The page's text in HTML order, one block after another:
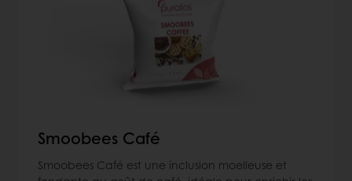
Smoobees Café
Smoobees Café est une inclusion moelleuse et